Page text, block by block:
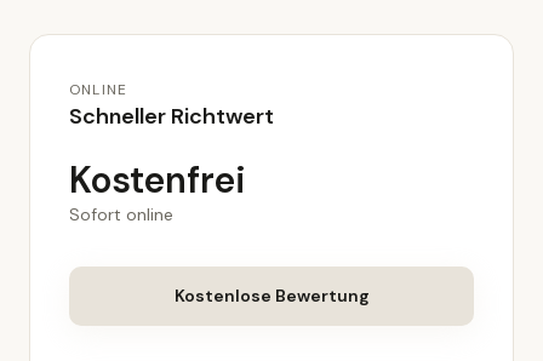
ONLINE
Schneller Richtwert
Kostenfrei
Sofort online
Kostenlose Bewertung